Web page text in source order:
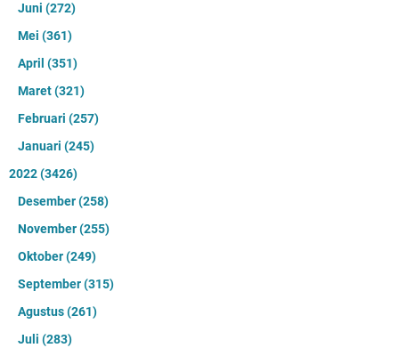
Juni (272)
Mei (361)
April (351)
Maret(321)
Februari (257)
Januari (245)
2022(3426)
Desember(258)
November(255)
Oktober(249)
September(315)
Agustus(261)
Juli (283)